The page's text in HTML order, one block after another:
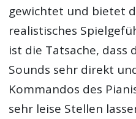
gewichtet und bietet
realistisches
ist die Tatsache,
Sounds sehr direkt
Kommandos des
sehr leise Stellen